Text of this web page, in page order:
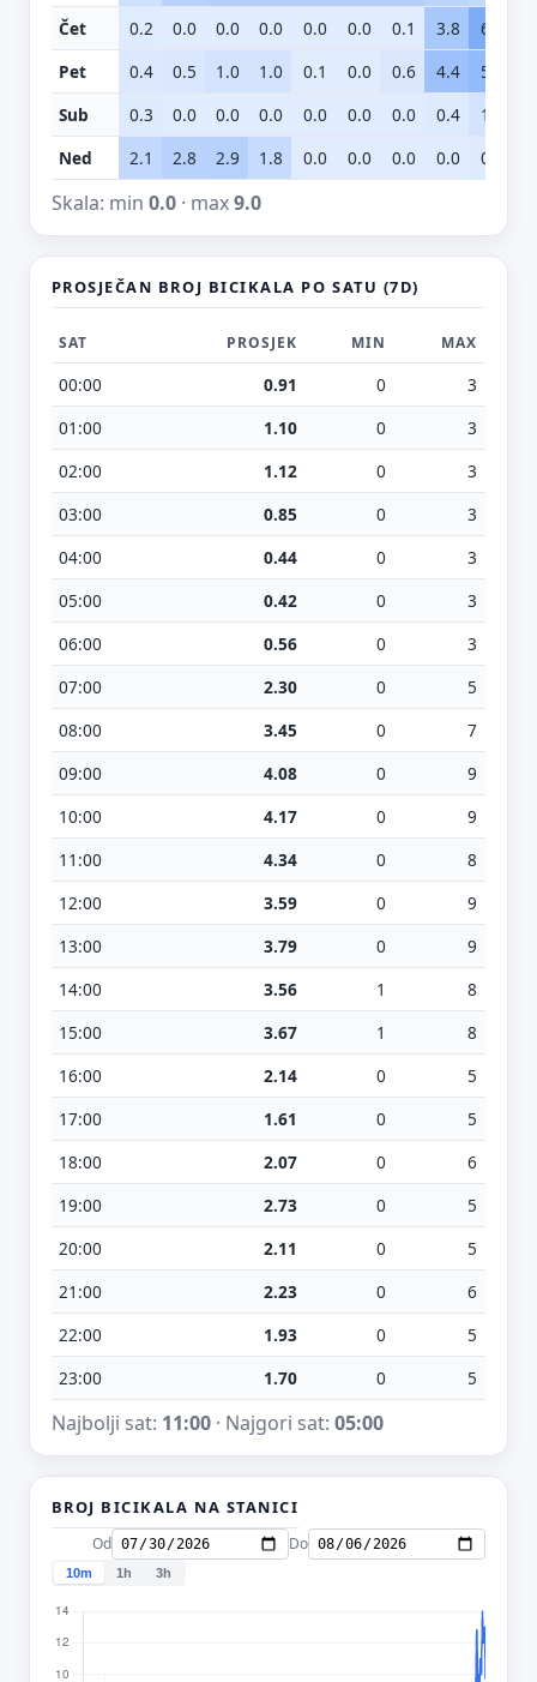
Čet
0.2 0.0 0.0 0.0 0.0 0.0 0.1 3.8 6.6
Pet
0.4 0.5 1.0 1.0 0.1 0.0 0.6 4.4 5.2
Sub
0.3 0.0 0.0 0.0 0.0 0.0 0.0 0.4 1.0
Ned
2.1 2.8 2.9 1.8 0.0 0.0 0.0 0.0 0.3
Skala: min 0.0· max9.0
PROSJEČAN BROJ BICIKALA PO SATU (7D)
SAT PROSJEK MIN MAX
00:00 0.91 0
3
01:00
1.10 0
3
02:00
1.12 0
3
03:00
0.85 0
3
04:00
0.44 0
3
05:00
0.42 0
3
06:00
0.56 0
3
07:00
2.30 0
5
08:00
3.45 0
7
09:00
4.08 0
9
10:00
4.17 0
9
11:00
4.34 0
8
12:00
3.59 0
9
13:00
3.79 0
9
14:00
3.56 1
8
15:00
3.67 1
8
16:00
2.14 0
5
17:00
1.61 0
5
18:00
2.07 0
6
19:00
2.73 0
5
20:00
2.11 0
5
21:00
2.23 0
6
22:00
1.93 0
5
23:00
1.70 0 5
Najbolji sat: 11:00· Najgori sat: 05:00
BROJ BICIKALA NA STANICI
Od Do
10m 1h 3h